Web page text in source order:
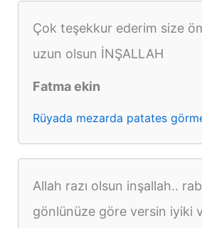
Çok teşekkur ederim size
uzun olsun İNŞALLAH
Fatma ekin
Rüyada mezarda patates
Allah razı olsun inşallah..
gönlünüze göre versin iyiki